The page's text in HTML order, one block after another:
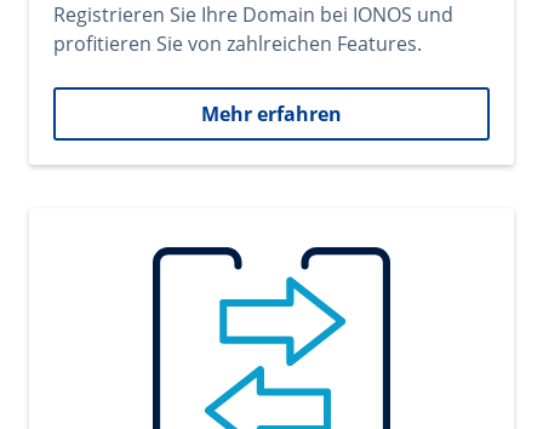
Registrieren Sie Ihre Domain bei IONOS und
profitieren Sie von zahlreichen Features.
Mehr erfahren